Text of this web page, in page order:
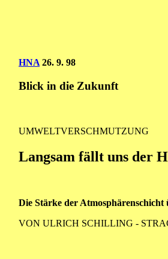
HNA 26. 9. 98
Blick in die Zukunft
UMWELTVERSCHMUTZUNG
Langsam fällt uns der
Die Stärke der
VON ULRICH SCHILLING -